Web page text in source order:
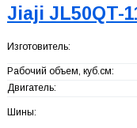
Jiaji JL50QT-
Изготовитель:
Рабочий объем, куб.см:
Двигатель:
Шины: